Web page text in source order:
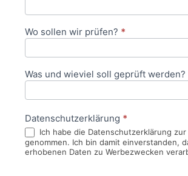
Wo sollen wir prüfen? *
Was und wieviel soll geprüft werden?
Datenschutzerklärung *
Ich habe die Datenschutzerklärung zur
genommen. Ich bin damit einverstanden,
erhobenen Daten zu Werbezwecken